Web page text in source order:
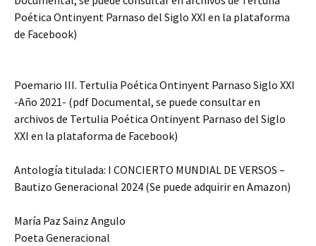
Poética Ontinyent Parnaso del Siglo XXI en la plataforma
de Facebook)
Poemario III. Tertulia Poética Ontinyent Parnaso Siglo XXI
-Año 2021- (pdf Documental, se puede consultar en
archivos de Tertulia Poética Ontinyent Parnaso del Siglo
XXI en la plataforma de Facebook)
Antología titulada: I CONCIERTO MUNDIAL DE VERSOS –
Bautizo Generacional 2024 (Se puede adquirir en Amazon)
María Paz Sainz Angulo
Poeta Generacional